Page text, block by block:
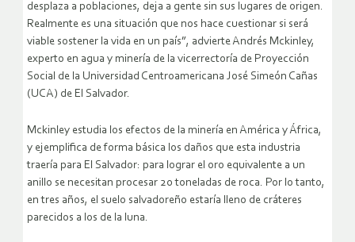
desplaza a poblaciones, deja a gente sin sus lugares de origen.
Realmente es una situación que nos hace cuestionar si será
viable sostener la vida en un país”, advierte Andrés Mckinley,
experto en agua y minería de la vicerrectoría de Proyección
Social de la Universidad Centroamericana José Simeón Cañas
(UCA) de El Salvador.
Mckinley estudia los efectos de la minería en América y África,
y ejemplifica de forma básica los daños que esta industria
traería para El Salvador: para lograr el oro equivalente a un
anillo se necesitan procesar 20 toneladas de roca. Por lo tanto,
en tres años, el suelo salvadoreño estaría lleno de cráteres
parecidos a los de la luna.